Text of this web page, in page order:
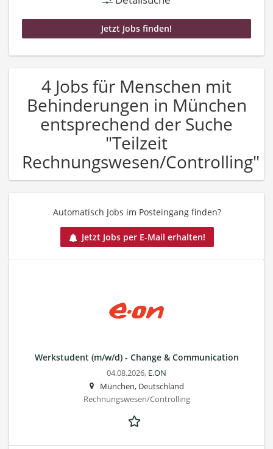
4 Jobs für Menschen mit
Behinderungen in München
entsprechend der Suche
"Teilzeit
Rechnungswesen/Controlling"
Automatisch Jobs im Posteingang finden?
Jetzt Jobs per E-Mail erhalten!
Werkstudent (m/w/d) - Change & Communication
04.08.2026, E.ON
München, Deutschland
Rechnungswesen/Controlling